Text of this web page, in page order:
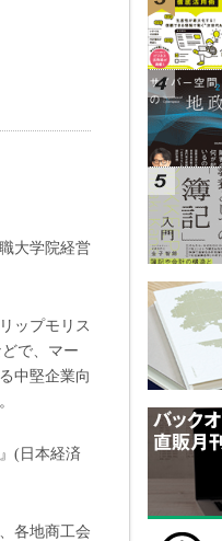
大学院経営
ップモリス
で、マー
中堅企業向
(日本経済
各地商工会